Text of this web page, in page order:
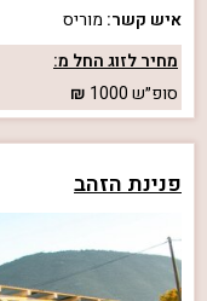
איש קשר: מוריס
מחיר לזוג החל מ:
סופ״ש1000
פנינת הזהב